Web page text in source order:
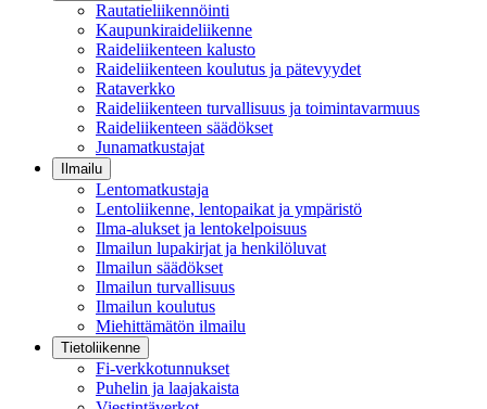
Rautatieliikennöinti
Kaupunkiraideliikenne
Raideliikenteen kalusto
Raideliikenteen koulutus ja pätevyydet
Rataverkko
Raideliikenteen turvallisuus ja toimintavarmuus
Raideliikenteen säädökset
Junamatkustajat
Ilmailu
Lentomatkustaja
Lentoliikenne, lentopaikat ja ympäristö
Ilma-alukset ja lentokelpoisuus
Ilmailun lupakirjat ja henkilöluvat
Ilmailun säädökset
Ilmailun turvallisuus
Ilmailun koulutus
Miehittämätön ilmailu
Tietoliikenne
Fi-verkkotunnukset
Puhelin ja laajakaista